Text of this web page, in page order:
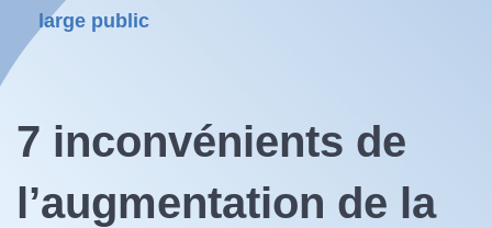
large public
7 inconvénients de
l’augmentation de la